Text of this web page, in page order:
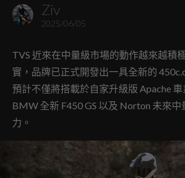
Ziv
2025/06/05
TVS 近來在中量級市場的動作越來越積
實，品牌已正式開發出一具全新的
預計不僅將搭載於自家升級版 Apache
BMW 全新 F450 GS 以及 Norton 未來
力。